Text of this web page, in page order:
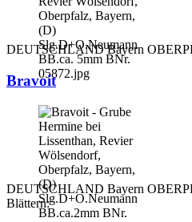
DEUTSCHLAND Bayern
Bravoit
DEUTSCHLAND Bayern
Blättern: